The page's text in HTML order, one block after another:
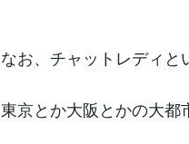
なお、チャットレディと
東京とか大阪とかの大都